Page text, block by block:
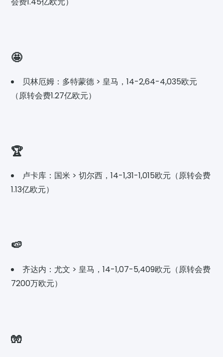
🤩
贝林厄姆：多特蒙德 > 皇马，14-2,64-4,035欧元
（原转会费1.27亿欧元）
🏆
卢卡库：国米 > 切尔西，14-1,31-1,015欧元（原转会费
1.13亿欧元）
🍉
齐达内：尤文 > 皇马，14-1,07-5,409欧元（原转会费
7200万欧元）
🧤